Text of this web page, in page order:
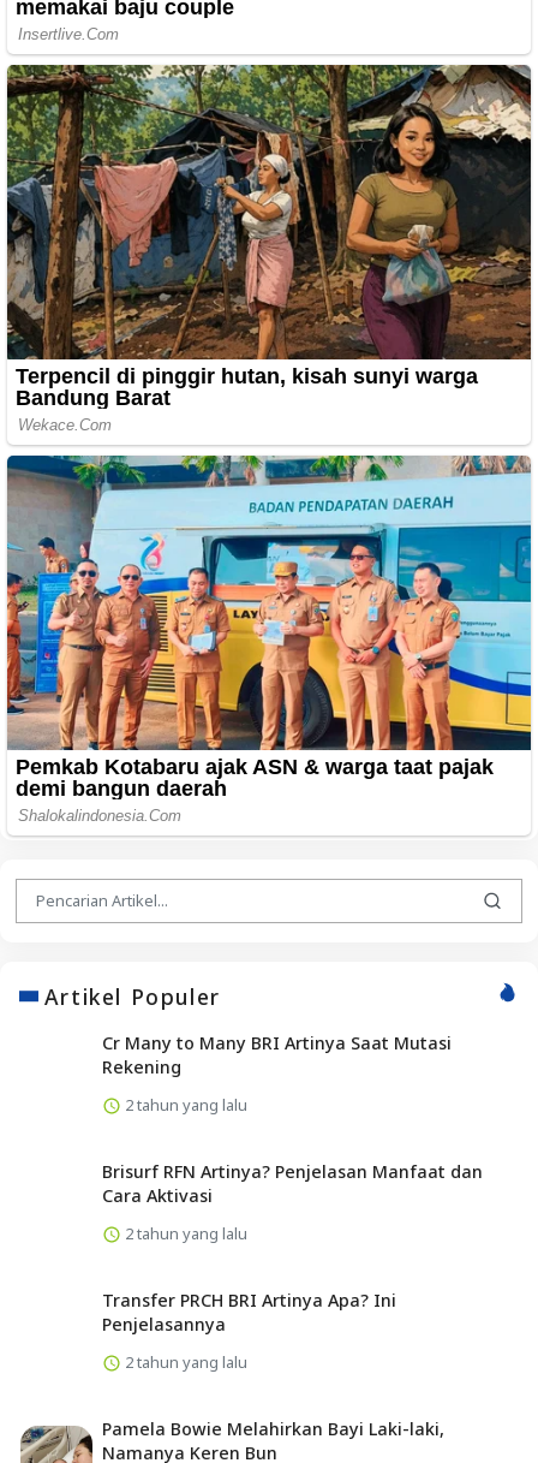
Artikel Populer
Cr Many to Many BRI Artinya Saat Mutasi
Rekening
2 tahun yang lalu
Brisurf RFN Artinya? Penjelasan Manfaat dan
Cara Aktivasi
2 tahun yang lalu
Transfer PRCH BRI Artinya Apa? Ini
Penjelasannya
2 tahun yang lalu
Pamela Bowie Melahirkan Bayi Laki-laki,
Namanya Keren Bun